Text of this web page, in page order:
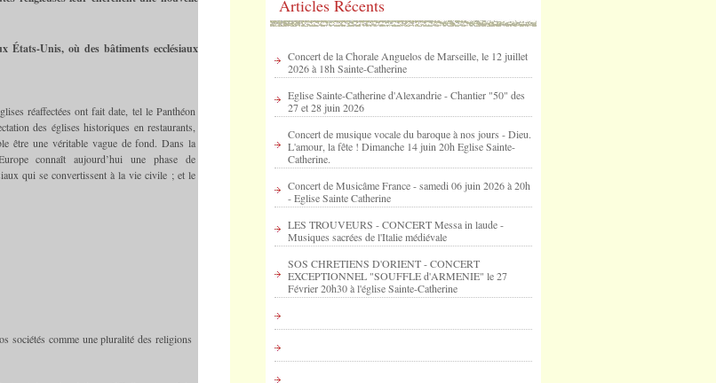
États-Unis, où des bâtiments ecclésiaux
réaffectées ont fait date, tel le Panthéon
des églises historiques en restaurants,
être une véritable vague de fond. Dans la
connaît aujourd’hui une phase de
qui se convertissent à la vie civile ; et le
sociétés comme une pluralité des religions
Articles Récents
Concert de la Chorale Anguelos de Marseille, le 12 juillet
2026 à 18h Sainte-Catherine
Eglise Sainte-Catherine d'Alexandrie - Chantier "50" des
27 et 28 juin 2026
Concert de musique vocale du baroque à nos jours - Dieu.
L'amour, la fête ! Dimanche 14 juin 20h Eglise Sainte-
Catherine.
Concert de Musicâme France - samedi 06 juin 2026 à 20h
- Eglise Sainte Catherine
LES TROUVEURS - CONCERT Messa in laude -
Musiques sacrées de l'Italie médiévale
SOS CHRETIENS D'ORIENT - CONCERT
EXCEPTIONNEL "SOUFFLE d'ARMENIE" le 27
Février 20h30 à l'église Sainte-Catherine